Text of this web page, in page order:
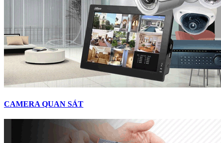
CAMERA QUAN SÁT